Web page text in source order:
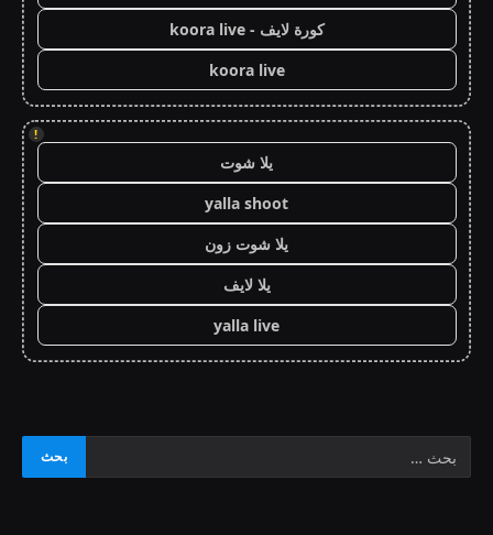
كورة لايف - koora live
koora live
!
يلا شوت
yalla shoot
يلا شوت زون
يلا لايف
yalla live